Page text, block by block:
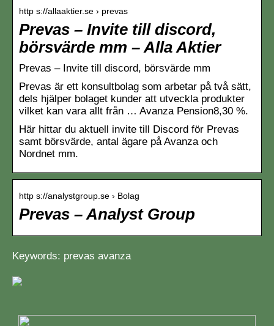
http s://allaaktier.se › prevas
Prevas – Invite till discord,
börsvärde mm – Alla Aktier
Prevas – Invite till discord, börsvärde mm
Prevas är ett konsultbolag som arbetar på två sätt,
dels hjälper bolaget kunder att utveckla produkter
vilket kan vara allt från … Avanza Pension8,30 %.
Här hittar du aktuell invite till Discord för Prevas
samt börsvärde, antal ägare på Avanza och
Nordnet mm.
http s://analystgroup.se › Bolag
Prevas – Analyst Group
Keywords: prevas avanza